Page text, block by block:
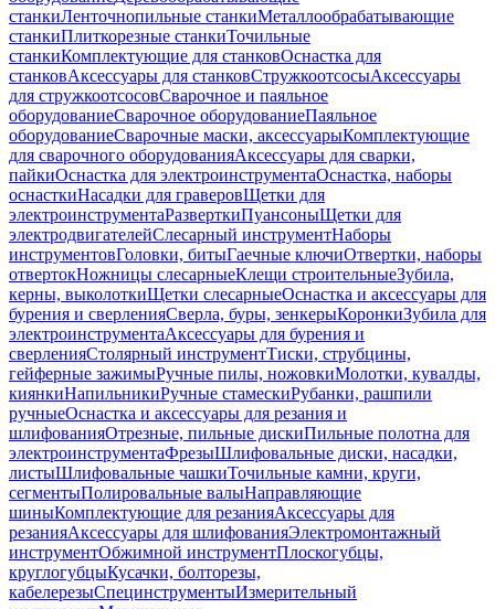
станкиЛенточнопильные станкиМеталлообрабатывающие
станкиПлиткорезные станкиТочильные
станкиКомплектующие для станковОснастка для
станковАксессуары для станковСтружкоотсосыАксессуары
для стружкоотсосовСварочное и паяльное
оборудованиеСварочное оборудованиеПаяльное
оборудованиеСварочные маски, аксессуарыКомплектующие
для сварочного оборудованияАксессуары для сварки,
пайкиОснастка для электроинструментаОснастка, наборы
оснасткиНасадки для граверовЩетки для
электроинструментаРазверткиПуансоныЩетки для
электродвигателейСлесарный инструментНаборы
инструментовГоловки, битыГаечные ключиОтвертки, наборы
отвертокНожницы слесарныеКлещи строительныеЗубила,
керны, выколоткиЩетки слесарныеОснастка и аксессуары для
бурения и сверленияСверла, буры, зенкерыКоронкиЗубила для
электроинструментаАксессуары для бурения и
сверленияСтолярный инструментТиски, струбцины,
гейферные зажимыРучные пилы, ножовкиМолотки, кувалды,
киянкиНапильникиРучные стамескиРубанки, рашпили
ручныеОснастка и аксессуары для резания и
шлифованияОтрезные, пильные дискиПильные полотна для
электроинструментаФрезыШлифовальные диски, насадки,
листыШлифовальные чашкиТочильные камни, круги,
сегментыПолировальные валыНаправляющие
шиныКомплектующие для резанияАксессуары для
резанияАксессуары для шлифованияЭлектромонтажный
инструментОбжимной инструментПлоскогубцы,
круглогубцыКусачки, болторезы,
кабелерезыСпецинструментыИзмерительный